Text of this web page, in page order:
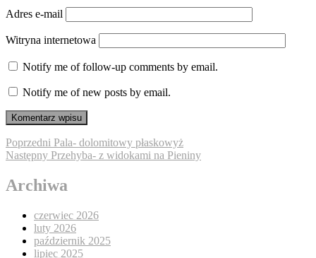
Adres e-mail
Witryna internetowa
Notify me of follow-up comments by email.
Notify me of new posts by email.
Nawigacja
wpisu
Poprzedni Poprzedni
wpis:
Pala- dolomitowy płaskowyż
Następny Następny
Przehyba- z widokami na Pieniny
Archiwa
czerwiec 2026
luty 2026
październik 2025
lipiec 2025